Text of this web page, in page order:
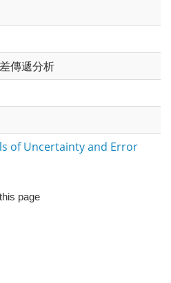
傳遞分析
of Uncertainty and Error
page